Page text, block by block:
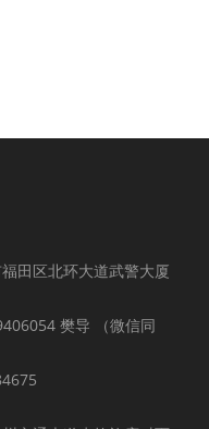
田区北环大道武警大厦
樊导 （微信同